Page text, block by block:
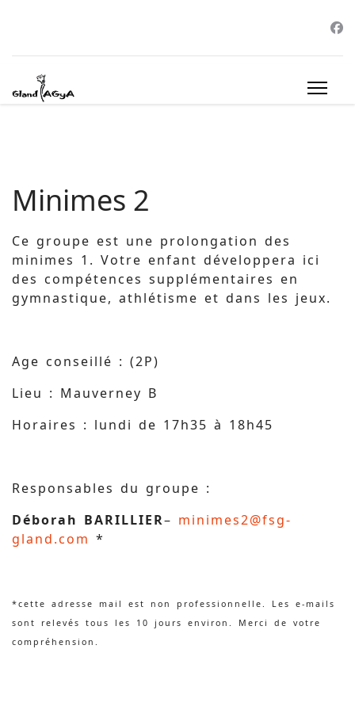
Minimes 2
Ce groupe est une prolongation des
minimes 1. Votre enfant développera ici
des compétences supplémentaires en
gymnastique, athlétisme et dans les jeux.
Age conseillé : (2P)
Lieu : Mauverney B
Horaires : lundi de 17h35 à 18h45
Responsables du groupe :
Déborah BARILLIER– minimes2@fsg-
gland.com *
*cette adresse mail est non professionnelle. Les e-mails
sont relevés tous les 10 jours environ. Merci de votre
compréhension.